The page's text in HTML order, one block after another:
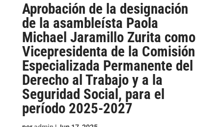
Aprobación de la designación
de la asambleísta Paola
Michael Jaramillo Zurita como
Vicepresidenta de la Comisión
Especializada Permanente del
Derecho al Trabajo y a la
Seguridad Social, para el
período 2025-2027